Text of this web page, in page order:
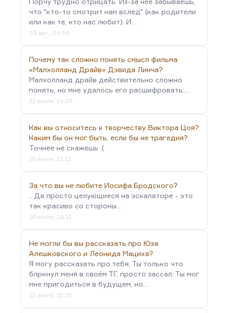
что "кто-то смотрит нам вслед" (как родители
или как те, кто нас любит). И…
03 авг., 04:58
Почему так сложно понять смысл фильма
«Малхолланд Драйв» Дэвида Линча?
Малхолланд драйв действительно сложно
понять, но мне удалось его расшифровать:…
31 июля, 14:05
Как вы относитесь к творчеству Виктора Цоя?
Каким бы он мог быть, если бы не трагедия?
Точнее не скажешь :(
16 июля, 21:11
За что вы не любите Иосифа Бродского?
...Да просто целующиеся на эскалаторе - это
так красиво со стороны...
16 июля, 20:11
Не могли бы вы рассказать про Юза
Алешковского и Леонида Мациха?
Я могу рассказать про тебя. Ты только что
блркнул меня в своём ТГ, просто зассал. Ты мог
мне пригодиться в будущем, но…
12 июля, 15:25